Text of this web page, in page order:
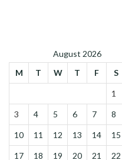
August 2026
M
T W T F S
1
3 4 5 6 7 8
10 11 12 13 14 15
17 18 19 20 21 22